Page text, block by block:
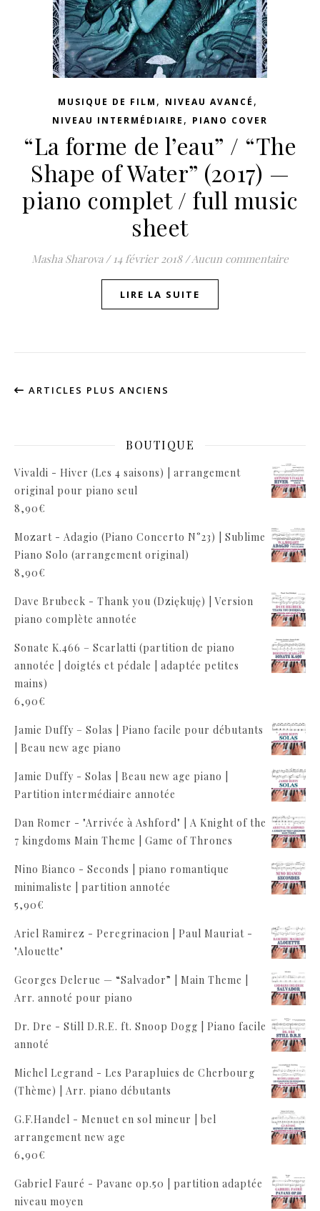
MUSIQUE DE FILM , NIVEAU AVANCÉ ,
NIVEAU INTERMÉDIAIRE , PIANO COVER
“La forme de l’eau” / “The
Shape of Water” (2017) —
piano complet / full music
sheet
Masha Sharova / 14 février 2018 /Aucun commentaire
LIRE LA SUITE
ARTICLES PLUS ANCIENS
BOUTIQUE
Vivaldi - Hiver (Les 4 saisons) | arrangement
original pour piano seul
8,90€
Mozart - Adagio (Piano Concerto N°23) | Sublime
Piano Solo (arrangement original)
8,90€
Dave Brubeck - Thank you (Dziękuję) | Version
piano complète annotée
Sonate K.466 – Scarlatti (partition de piano
annotée | doigtés et pédale | adaptée petites
mains)
6,90€
Jamie Duffy – Solas | Piano facile pour débutants
| Beau new age piano
Jamie Duffy - Solas | Beau new age piano |
Partition intermédiaire annotée
Dan Romer - "Arrivée à Ashford" | A Knight of the
7 kingdoms Main Theme | Game of Thrones
Nino Bianco - Seconds | piano romantique
minimaliste | partition annotée
5,90€
Ariel Ramirez - Peregrinacion | Paul Mauriat -
"Alouette"
Georges Delerue — “Salvador” | Main Theme |
Arr. annoté pour piano
Dr. Dre - Still D.R.E. ft. Snoop Dogg | Piano facile
annoté
Michel Legrand - Les Parapluies de Cherbourg
(Thème) | Arr. piano débutants
G.F.Handel - Menuet en sol mineur | bel
arrangement new age
6,90€
Gabriel Fauré - Pavane op.50 | partition adaptée
niveau moyen